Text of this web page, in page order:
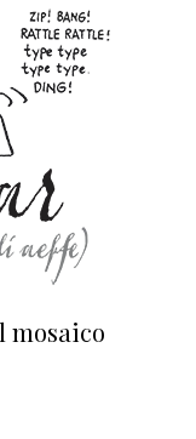
mosaico